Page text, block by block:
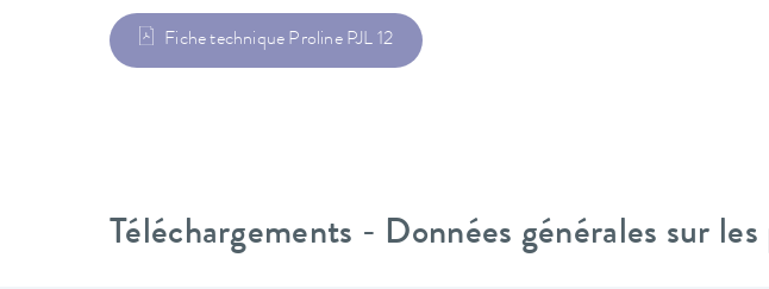
Fiche technique Proline PJL 12
Téléchargements - Données générales sur